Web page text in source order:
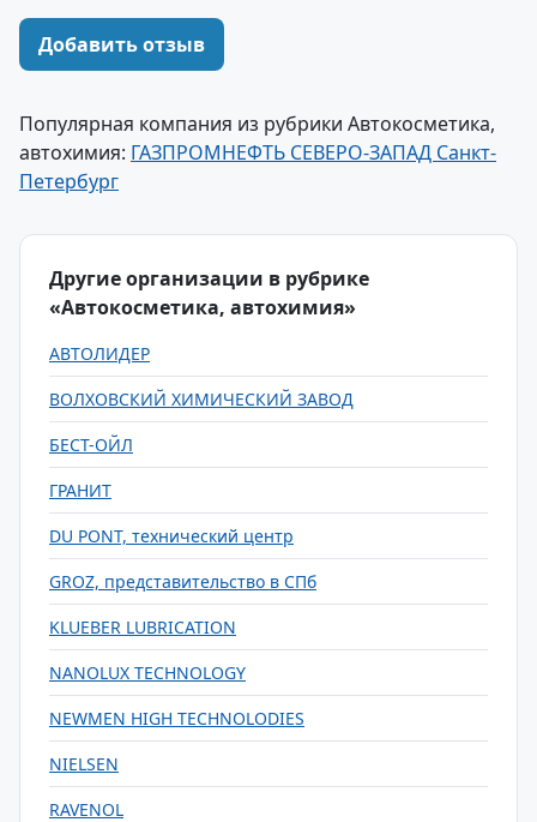
Добавить отзыв
Популярная компания из рубрики Автокосметика,
автохимия: ГАЗПРОМНЕФТЬ СЕВЕРО-ЗАПАД Санкт-
Петербург
Другие организации в рубрике
«Автокосметика, автохимия»
АВТОЛИДЕР
ВОЛХОВСКИЙ ХИМИЧЕСКИЙ ЗАВОД
БЕСТ-ОЙЛ
ГРАНИТ
DU PONT, технический центр
GROZ, представительство в СПб
KLUEBER LUBRICATION
NANOLUX TECHNOLOGY
NEWMEN HIGH TECHNOLODIES
NIELSEN
RAVENOL